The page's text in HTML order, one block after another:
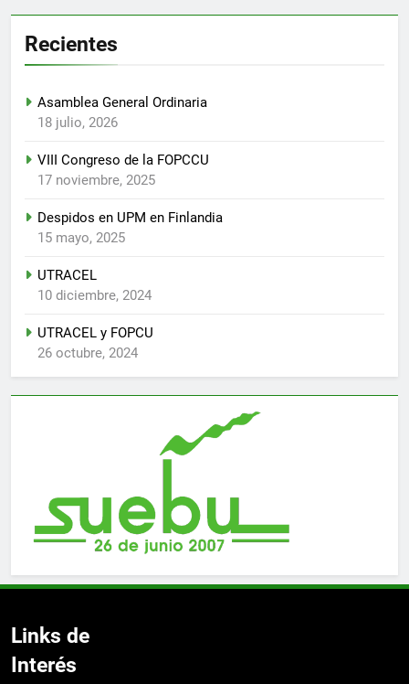
Recientes
Asamblea General Ordinaria
18 julio, 2026
VIII Congreso de la FOPCCU
17 noviembre, 2025
Despidos en UPM en Finlandia
15 mayo, 2025
UTRACEL
10 diciembre, 2024
UTRACEL y FOPCU
26 octubre, 2024
Links de
Interés